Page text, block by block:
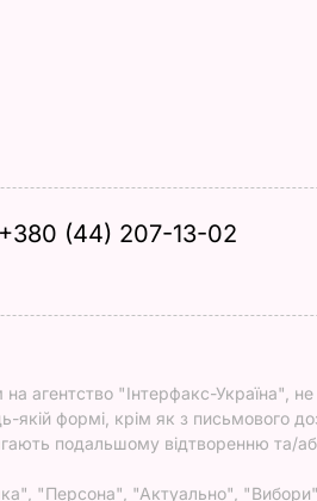
+380 (44) 207-13-02
агентство "Інтерфакс-Україна",
формі, крім як з письмового
подальшому відтворенню та/
"Персона", "Актуально",